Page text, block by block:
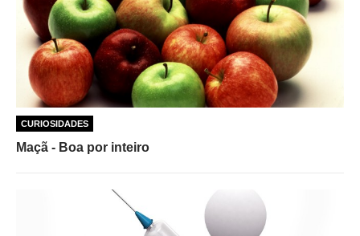
CURIOSIDADES
Maçã - Boa por inteiro